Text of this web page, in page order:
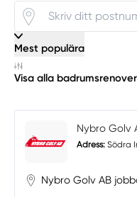
Mest populära
Visa alla
Nybro Golv
Adress: Södra
Nybro Golv AB